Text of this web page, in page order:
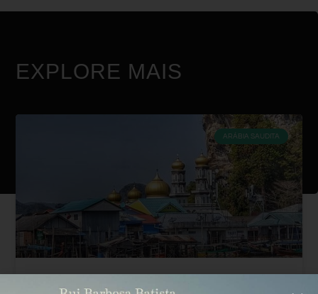
EXPLORE MAIS
ARÁBIA SAUDITA
Arábia Saudita: Farasan, As ‘secretas’